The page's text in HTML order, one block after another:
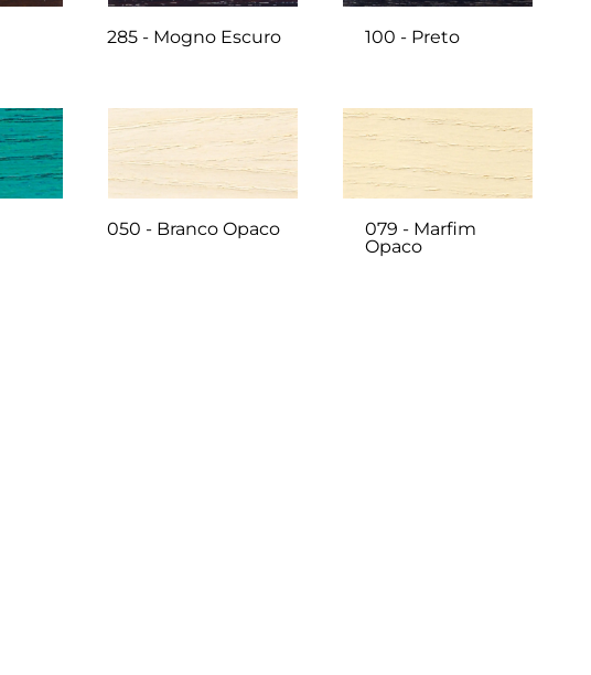
285 - Mogno Escuro 100 - Preto
050 - Branco Opaco
079 - Marfim
Opaco